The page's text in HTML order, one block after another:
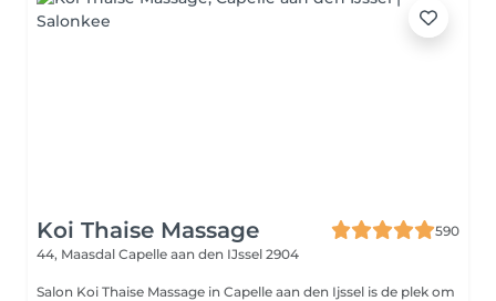
Koi Thaise Massage
590
44, Maasdal Capelle aan den IJssel 2904
Salon Koi Thaise Massage in Capelle aan den Ijssel is de plek om